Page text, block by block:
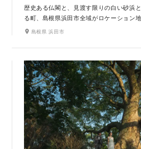
歴史ある仏閣と、見渡す限りの白い砂浜
る町、島根県浜田市全域がロケーション
宿でのお支度も魅力のひとつです。迫力
折々の季節で撮影できます。水平線に落
撮影もおすすめ。浜田市唯一のゲストハ
リーチェ』や、古民家を貸し切っての撮影
島根県 浜田市